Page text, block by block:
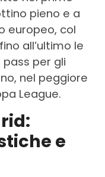
pieno e a
europeo, col
all’ultimo le
per gli
nel peggiore
League.
e